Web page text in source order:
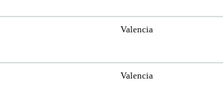
Valencia
Valencia